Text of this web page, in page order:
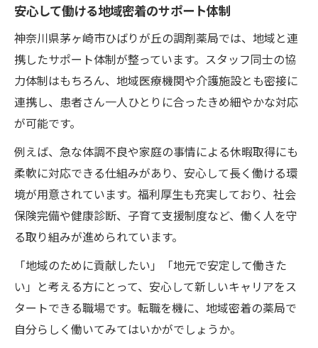
安心して働ける地域密着のサポート体制
神奈川県茅ヶ崎市ひばりが丘の調剤薬局では、地域と連
携したサポート体制が整っています。スタッフ同士の協
力体制はもちろん、地域医療機関や介護施設とも密接に
連携し、患者さん一人ひとりに合ったきめ細やかな対応
が可能です。
例えば、急な体調不良や家庭の事情による休暇取得にも
柔軟に対応できる仕組みがあり、安心して長く働ける環
境が用意されています。福利厚生も充実しており、社会
保険完備や健康診断、子育て支援制度など、働く人を守
る取り組みが進められています。
「地域のために貢献したい」「地元で安定して働きた
い」と考える方にとって、安心して新しいキャリアをス
タートできる職場です。転職を機に、地域密着の薬局で
自分らしく働いてみてはいかがでしょうか。